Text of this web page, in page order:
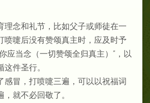
理念和礼节，比如父子或师徒在一
喷嚏后没有赞颂真主时，应及时予
应当念（一切赞颂全归真主）”，以
件圣行。
感冒，打喷嚏三遍，可以以祝福词
就不必回敬了。